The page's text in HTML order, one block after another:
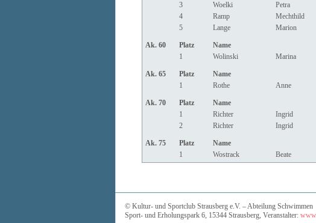
3
Woelki Petra
4
Ramp Mechthild
5
Lange Marion
Ak. 60 Platz Name
1
Wolinski Marina
Ak. 65 Platz Name
1
Rothe Anne
Ak. 70 Platz Name
1
Richter Ingrid
2
Richter Ingrid
Ak. 75 Platz Name
1
Wostrack Beate
© Kultur- und Sportclub Strausberg e.V. – Abteilung Schwimmen
Sport- und Erholungspark 6, 15344 Strausberg, Veranstalter: